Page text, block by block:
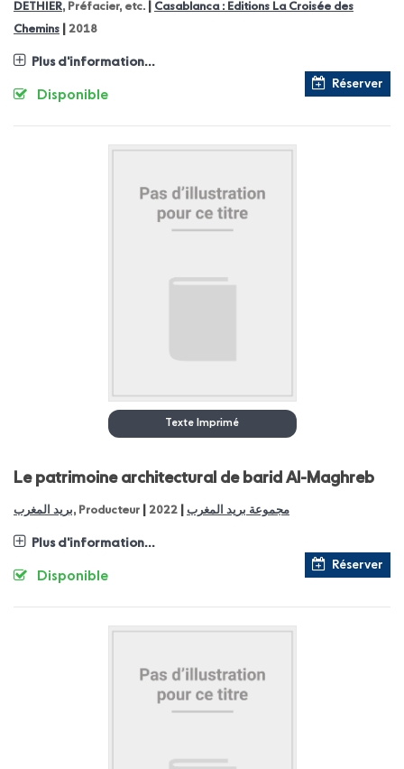
DETHIER, Préfacier, etc.
Casablanca : Editions La Croisée des
Chemins
2018
Plus d'information...
Réserver
Disponible
Texte Imprimé
Le patrimoine architectural de barid Al-Maghreb
بريد المغرب, Producteur مجموعة بريد المغرب 2022
Plus d'information...
Réserver
Disponible